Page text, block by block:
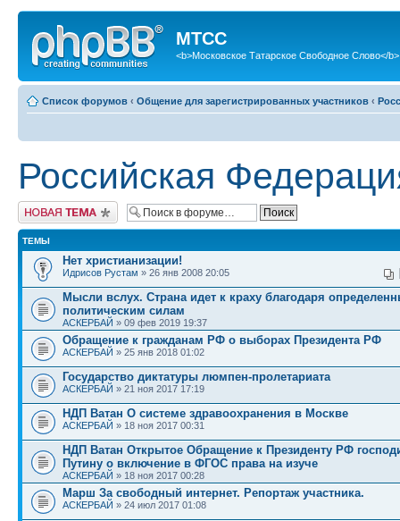
МТСС
<b>Московское Татарское Свободное Слово</b>
Список форумов ‹ Общение для зарегистрированных участников ‹
Российская
Новая тема
ТЕМЫ
Нет христианизации!
Идрисов Рустам » 26 янв 2008 20:05
Мысли вслух. Страна идет к краху благодаря
политическим силам
АСКЕРБАЙ » 09 фев 2019 19:37
Обращение к гражданам РФ о выборах Президента РФ
АСКЕРБАЙ » 25 янв 2018 01:02
Государство диктатуры люмпен-пролетариата
АСКЕРБАЙ » 21 ноя 2017 17:19
НДП Ватан О системе здравоохранения в Москве
АСКЕРБАЙ » 18 ноя 2017 00:31
НДП Ватан Открытое Обращение к Президенту РФ
Путину о включение в ФГОС права на изуче
АСКЕРБАЙ » 18 ноя 2017 00:28
Марш За свободный интернет. Репортаж участника.
АСКЕРБАЙ » 24 июл 2017 01:08